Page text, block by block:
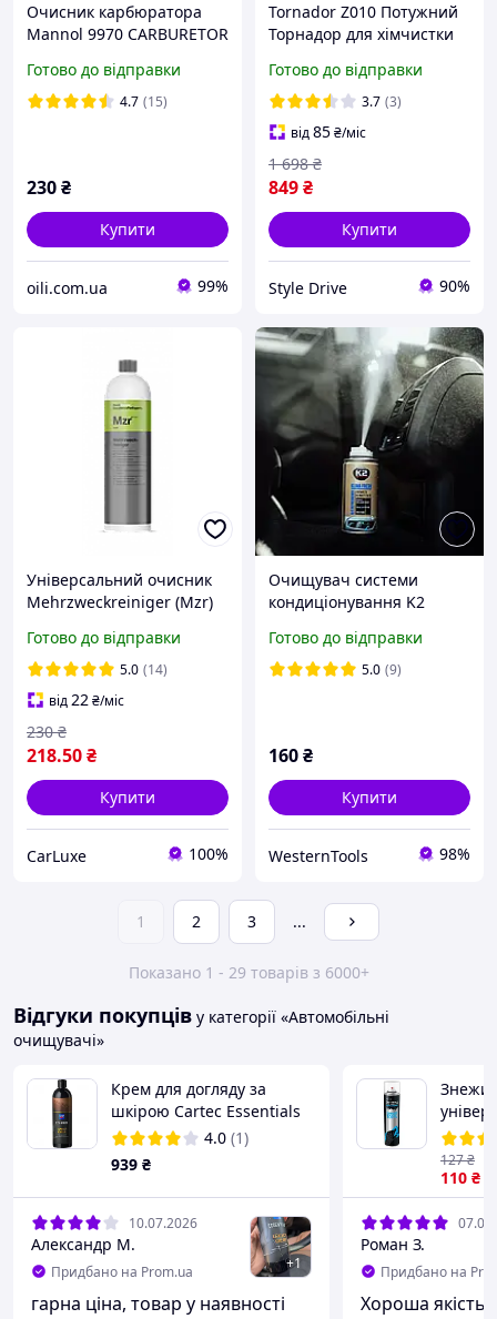
Очисник карбюратора
Mannol 9970 CARBURETOR
очищення дросельних
заслонок, форсунок)
Готово до відправки
4.7 (15)
230₴
Купити
oili.com.ua 99%
Tornador Z010 Потужний
Торнадор для хімчистки
поверхні + 1л Концентрат
для Хімчистки "Platinum"
Готово до відправки
3.7 (3)
від85₴/міс
849₴
1 698 ₴
Купити
Style Drive 90%
Універсальний очисник
Mehrzweckreiniger (Mzr)
500 мл
Готово до відправки
5.0 (14)
від22₴/міс
218.50₴
230 ₴
Купити
CarLuxe 100%
Очищувач системи
кондиціонування K2
Готово до відправки
5.0 (9)
160₴
Купити
WesternTools 98%
1 2 3 ...
Показано 1 - 29 товарів з 6000+
Відгуки покупців у категорії «Автомобільні
очищувачі»
Крем для догляду за
шкірою Cartec Essentials
Leather Cream, 500 мл
4.0 (1)
939 ₴
10.07.2026
Александр М.
Придбано на Prom.ua +1
гарна ціна, товар у наявності
110 ₴
127₴
Роман З.
Придбано на
Хороша якість